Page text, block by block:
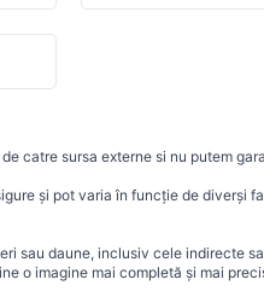
catre sursa externe si nu putem
și pot varia în funcție de
sau daune, inclusiv cele
o imagine mai completă și mai